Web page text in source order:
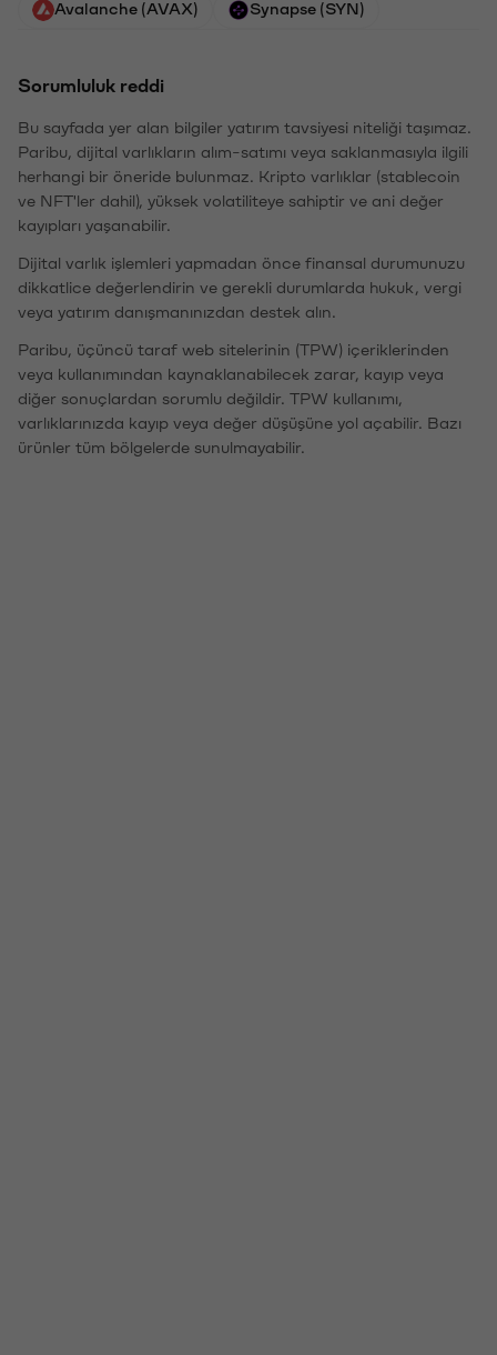
Avalanche (AVAX) Synapse (SYN)
Sorumluluk reddi
Bu sayfada yer alan bilgiler yatırım tavsiyesi niteliği taşımaz.
Paribu, dijital varlıkların alım-satımı veya saklanmasıyla ilgili
herhangi bir öneride bulunmaz. Kripto varlıklar (stablecoin
ve NFT'ler dahil), yüksek volatiliteye sahiptir ve ani değer
kayıpları yaşanabilir.
Dijital varlık işlemleri yapmadan önce finansal durumunuzu
dikkatlice değerlendirin ve gerekli durumlarda hukuk, vergi
veya yatırım danışmanınızdan destek alın.
Paribu, üçüncü taraf web sitelerinin (TPW) içeriklerinden
veya kullanımından kaynaklanabilecek zarar, kayıp veya
diğer sonuçlardan sorumlu değildir. TPW kullanımı,
varlıklarınızda kayıp veya değer düşüşüne yol açabilir. Bazı
ürünler tüm bölgelerde sunulmayabilir.